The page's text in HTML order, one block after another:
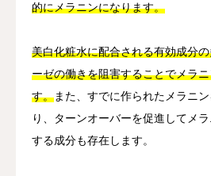
的にメラニンになります。
美白化粧水に配合される有効成分
ーゼの働きを阻害することでメラ
す。また、すでに作られたメラニ
り、ターンオーバーを促進してメ
する成分も存在します。